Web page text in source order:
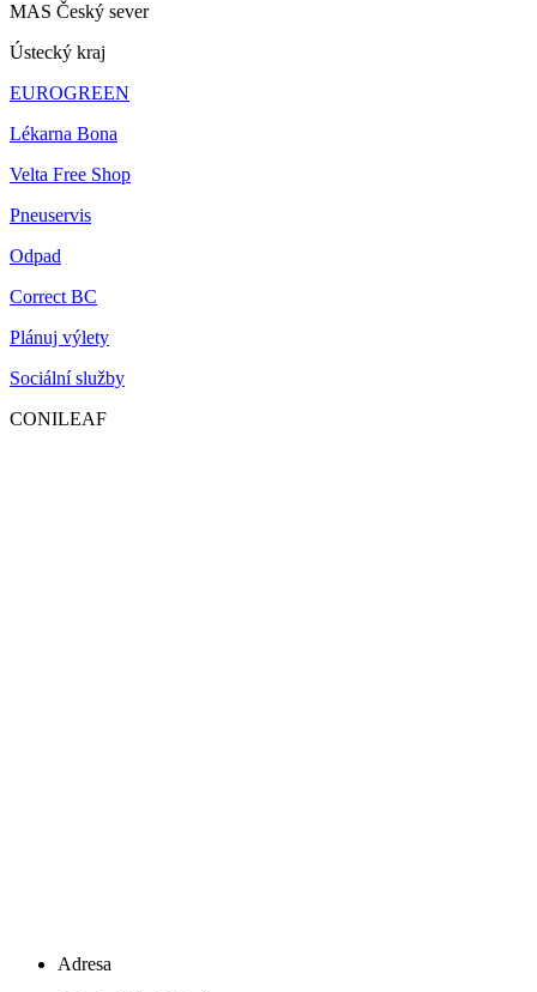
MAS Český sever
Ústecký kraj
EUROGREEN
Lékarna Bona
Velta Free Shop
Pneuservis
Odpad
Correct BC
Plánuj výlety
Sociální služby
CONILEAF
Adresa